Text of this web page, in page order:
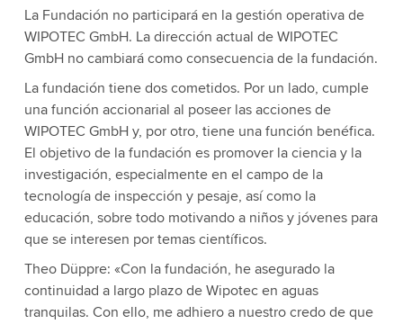
La Fundación no participará en la gestión operativa de
WIPOTEC GmbH. La dirección actual de WIPOTEC
GmbH no cambiará como consecuencia de la fundación.
La fundación tiene dos cometidos. Por un lado, cumple
una función accionarial al poseer las acciones de
WIPOTEC GmbH y, por otro, tiene una función benéfica.
El objetivo de la fundación es promover la ciencia y la
investigación, especialmente en el campo de la
tecnología de inspección y pesaje, así como la
educación, sobre todo motivando a niños y jóvenes para
que se interesen por temas científicos.
Theo Düppre: «Con la fundación, he asegurado la
continuidad a largo plazo de Wipotec en aguas
tranquilas. Con ello, me adhiero a nuestro credo de que